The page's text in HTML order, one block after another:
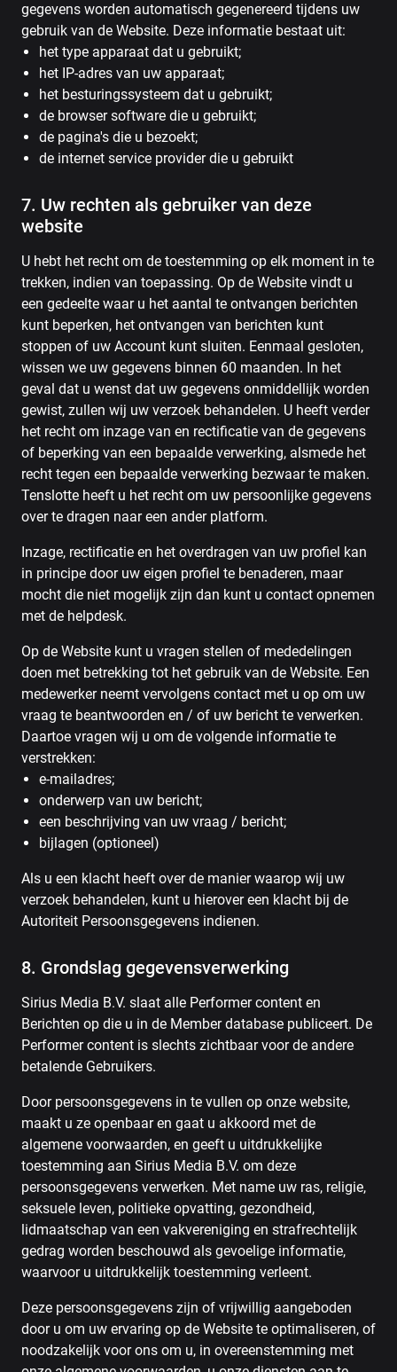
gegevens worden automatisch gegenereerd tijdens uw
gebruik van de Website. Deze informatie bestaat uit:
het type apparaat dat u gebruikt;
het IP-adres van uw apparaat;
het besturingssysteem dat u gebruikt;
de browser software die u gebruikt;
de pagina's die u bezoekt;
de internet service provider die u gebruikt
7. Uw rechten als gebruiker van deze
website
U hebt het recht om de toestemming op elk moment in te
trekken, indien van toepassing. Op de Website vindt u
een gedeelte waar u het aantal te ontvangen berichten
kunt beperken, het ontvangen van berichten kunt
stoppen of uw Account kunt sluiten. Eenmaal gesloten,
wissen we uw gegevens binnen 60 maanden. In het
geval dat u wenst dat uw gegevens onmiddellijk worden
gewist, zullen wij uw verzoek behandelen. U heeft verder
het recht om inzage van en rectificatie van de gegevens
of beperking van een bepaalde verwerking, alsmede het
recht tegen een bepaalde verwerking bezwaar te maken.
Tenslotte heeft u het recht om uw persoonlijke gegevens
over te dragen naar een ander platform.
Inzage, rectificatie en het overdragen van uw profiel kan
in principe door uw eigen profiel te benaderen, maar
mocht die niet mogelijk zijn dan kunt u contact opnemen
met de helpdesk.
Op de Website kunt u vragen stellen of mededelingen
doen met betrekking tot het gebruik van de Website. Een
medewerker neemt vervolgens contact met u op om uw
vraag te beantwoorden en / of uw bericht te verwerken.
Daartoe vragen wij u om de volgende informatie te
verstrekken:
e-mailadres;
onderwerp van uw bericht;
een beschrijving van uw vraag / bericht;
bijlagen (optioneel)
Als u een klacht heeft over de manier waarop wij uw
verzoek behandelen, kunt u hierover een klacht bij de
Autoriteit Persoonsgegevens indienen.
8. Grondslag gegevensverwerking
Sirius Media B.V. slaat alle Performer content en
Berichten op die u in de Member database publiceert. De
Performer content is slechts zichtbaar voor de andere
betalende Gebruikers.
Door persoonsgegevens in te vullen op onze website,
maakt u ze openbaar en gaat u akkoord met de
algemene voorwaarden, en geeft u uitdrukkelijke
toestemming aan Sirius Media B.V. om deze
persoonsgegevens verwerken. Met name uw ras, religie,
seksuele leven, politieke opvatting, gezondheid,
lidmaatschap van een vakvereniging en strafrechtelijk
gedrag worden beschouwd als gevoelige informatie,
waarvoor u uitdrukkelijk toestemming verleent.
Deze persoonsgegevens zijn of vrijwillig aangeboden
door u om uw ervaring op de Website te optimaliseren, of
noodzakelijk voor ons om u, in overeenstemming met